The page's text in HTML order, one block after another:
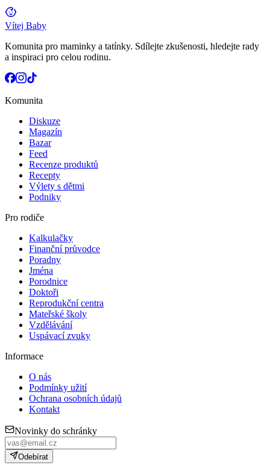
Vítej Baby
Komunita pro maminky a tatínky. Sdílejte zkušenosti, hledejte rady
a inspiraci pro celou rodinu.
Komunita
Diskuze
Magazín
Bazar
Feed
Recenze produktů
Recepty
Výlety s dětmi
Podniky
Pro rodiče
Kalkulačky
Finanční průvodce
Poradny
Jména
Porodnice
Doktoři
Reprodukční centra
Mateřské školy
Vzdělávání
Uspávací zvuky
Informace
O nás
Podmínky užití
Ochrana osobních údajů
Kontakt
Novinky do schránky
Odebírat